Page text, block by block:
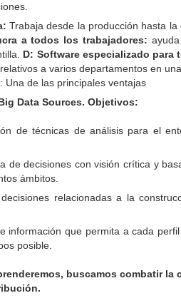
Trabaja desde la producción hasta
a todos los trabajadores:
D: Software especializado para
a varios departamentos en
: Una de las principales ventajas
Data Sources. Objetivos:
de técnicas de análisis para el
de decisiones con visión crítica y
ámbitos.
relacionadas a la
información que permita a cada
posible.
buscamos combatir